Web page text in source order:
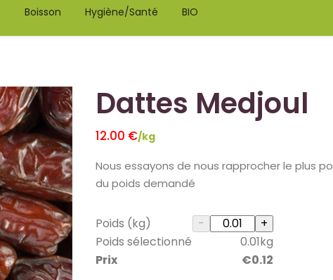
Boisson Hygiène/santé BIO
Dattes Medjoul
12.00 €/kg
Nous essayons de nous rapprocher le plus
du poids demandé
Poids (kg)
Poids sélectionné
0.01kg
Prix
€0.12